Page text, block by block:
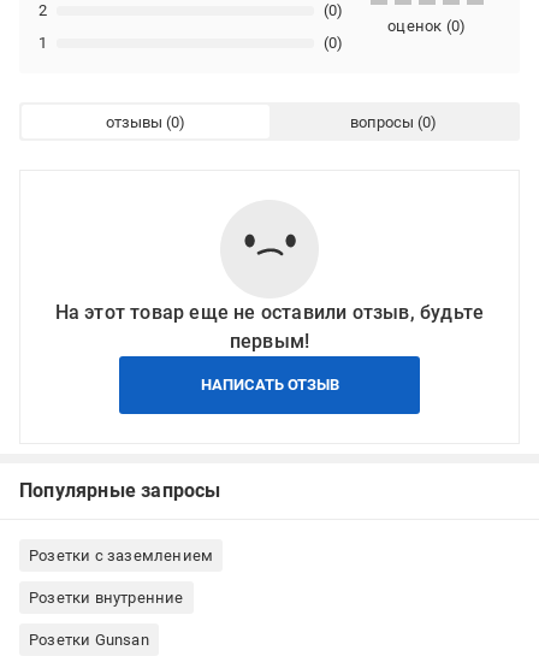
1 (0)
2 (0)
оценок (0)
отзывы вопросы
На этот товар еще не оставили отзыв, будьте
первым!
НАПИСАТЬ ОТЗЫВ
Популярные запросы
Розетки с заземлением
Розетки внутренние
Розетки Gunsan